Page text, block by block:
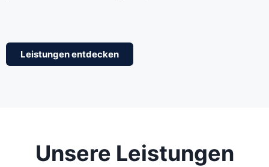
Leistungen entdecken
Unsere Leistungen